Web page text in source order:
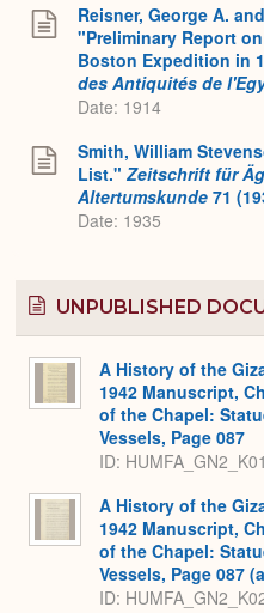
Reisner, George A.
"Preliminary Report
Boston Expedition in
des Antiquités de
Date: 1914
Smith, William
List." Zeitschrift für
Altertumskunde 71
Date: 1935
UNPUBLISHED
A History of the
1942 Manuscript,
of the Chapel:
Vessels, Page 087
ID:
A History of the
1942 Manuscript,
of the Chapel:
Vessels, Page 087
ID: